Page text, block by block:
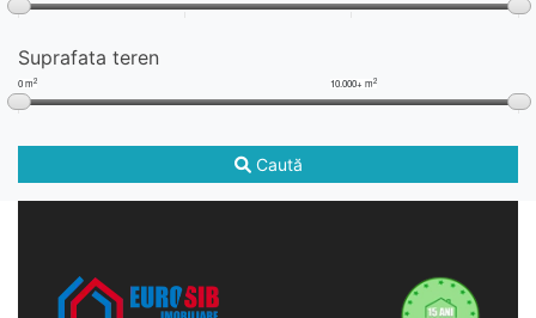
Suprafata teren
0 m2 10.000+ m2
Caută